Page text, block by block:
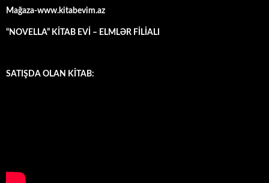
Mağaza-www.kitabevim.az
“NOVELLA” KİTAB EVİ – ELMLƏR FİLİALI
SATIŞDA OLAN KİTAB: